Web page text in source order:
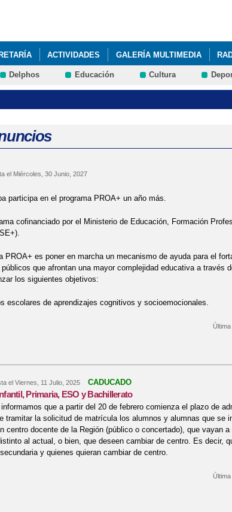
ACTIVIDADES GALERÍA MULTIMEDIA
2026/2030 Mª DOLORES CAÑETE TOMÁS
Delphos Educación Cultura
el Miércoles, 30 Junio, 2027
participa en el programa PROA+ un año más.
cofinanciado por el Ministerio de Educación, Formación
PROA+ es poner en marcha un mecanismo de ayuda para el
que afrontan una mayor complejidad educativa a través
los siguientes objetivos:
escolares de aprendizajes cognitivos y socioemocionales.
el Viernes, 11 Julio, 2025 CADUCADO
Primaria, ESO y Bachillerato
que a partir del 20 de febrero comienza el plazo de
tramitar la solicitud de matrícula los alumnos y alumnas que se
centro docente de la Región (público o concertado), que vayan
al actual, o bien, que deseen cambiar de centro. Es decir,
y quienes quieran cambiar de centro.